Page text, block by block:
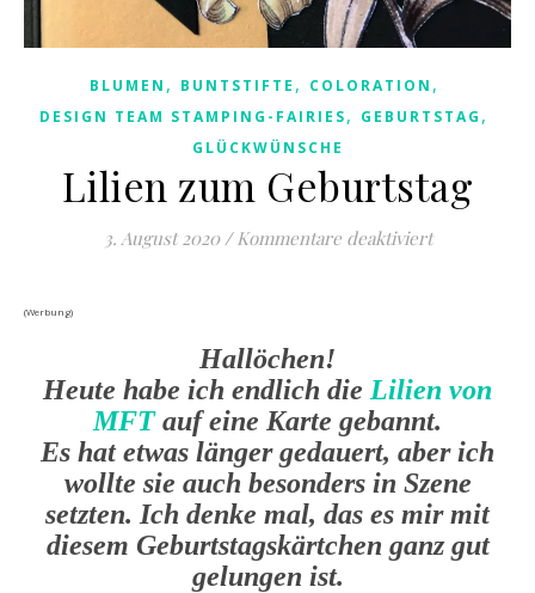
BLUMEN , BUNTSTIFTE , COLORATION ,
DESIGN TEAM STAMPING-FAIRIES, GEBURTSTAG ,
GLÜCKWÜNSCHE
Lilien zum Geburtstag
3. August 2020 / Kommentare deaktiviertfür Lilien
(Werbung)
Hallöchen!
Heute habe ich endlich die Lilien von
MFTauf eine Karte gebannt.
Es hat etwas länger gedauert, aber ich
wollte sie auch besonders in Szene
setzten. Ich denke mal, das es mir mit
diesem Geburtstagskärtchen ganz gut
gelungen ist.